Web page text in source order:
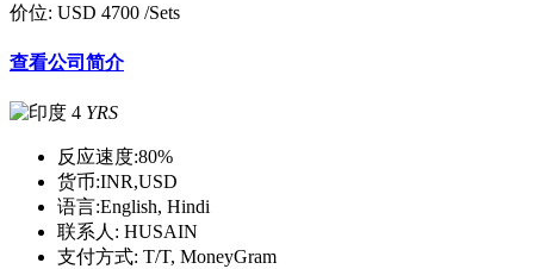
价位: USD 4700 /Sets
查看公司简介
4 YRS
反应速度:80%
货币:INR,USD
语言:English, Hindi
联系人: HUSAIN
支付方式: T/T, MoneyGram